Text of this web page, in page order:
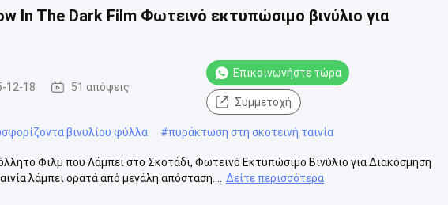
In The Dark Film Φωτεινό εκτυπώσιμο βινύλιο για
12-18 51 απόψεις
Επικοινωνήστε τώρα
Συμμετοχή
βινυλίου φύλλα #πυράκτωση στη σκοτεινή ταινία
Φιλμ που Λάμπει στο Σκοτάδι, Φωτεινό Εκτυπώσιμο Βινύλιο για Διακόσμηση
λάμπει ορατά από μεγάλη απόσταση....
Δείτε περισσότερα